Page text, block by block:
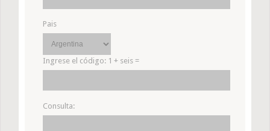
Pais
Ingrese el código: 1 + seis =
Consulta: